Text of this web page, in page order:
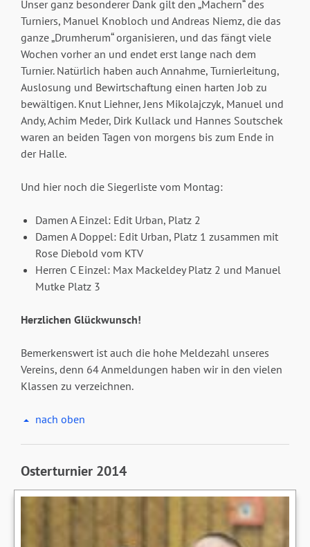
Unser ganz besonderer Dank gilt den „Machern“ des
Turniers, Manuel Knobloch und Andreas Niemz, die das
ganze „Drumherum“ organisieren, und das fängt viele
Wochen vorher an und endet erst lange nach dem
Turnier. Natürlich haben auch Annahme, Turnierleitung,
Auslosung und Bewirtschaftung einen harten Job zu
bewältigen. Knut Liehner, Jens Mikolajczyk, Manuel und
Andy, Achim Meder, Dirk Kullack und Hannes Soutschek
waren an beiden Tagen von morgens bis zum Ende in
der Halle.
Und hier noch die Siegerliste vom Montag:
Damen A Einzel: Edit Urban, Platz 2
Damen A Doppel: Edit Urban, Platz 1 zusammen mit
Rose Diebold vom KTV
Herren C Einzel: Max Mackeldey Platz 2 und Manuel
Mutke Platz 3
Herzlichen Glückwunsch!
Bemerkenswert ist auch die hohe Meldezahl unseres
Vereins, denn 64 Anmeldungen haben wir in den vielen
Klassen zu verzeichnen.
nach oben
Osterturnier 2014